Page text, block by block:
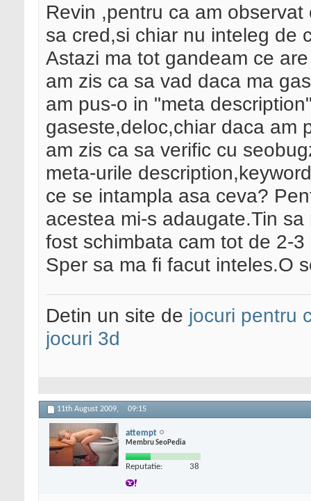
Revin ,pentru ca am
sa cred,si chiar nu inteleg de
Astazi ma tot gandeam ce
am zis ca sa vad daca ma
am pus-o in "meta
gaseste,deloc,chiar daca am
am zis ca sa verific cu
meta-urile
ce se intampla asa ceva?
acestea mi-s adaugate.Tin
fost schimbata cam tot de 2-3
Sper sa ma fi facut inteles.O
Detin un site de jocuri pentru
jocuri 3d
11th August 2009, 09:15
attempt
Membru SeoPedia
Reputatie: 38